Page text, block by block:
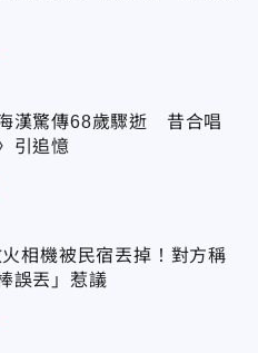
海漢驚傳68歲驟逝 昔合唱
引追憶
相機被民宿丟掉！對方稱
誤丟」惹議